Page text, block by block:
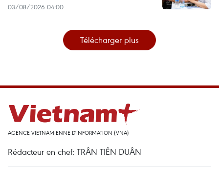
03/08/2026 04:00
Télécharger plus
AGENCE VIETNAMIENNE D'INFORMATION (VNA)
Rédacteur en chef: TRÂN TIÊN DUÂN